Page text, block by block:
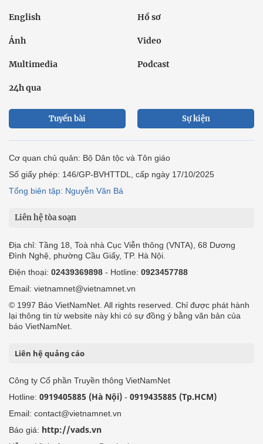
English Hồ sơ
Ảnh Video
Multimedia Podcast
24h qua
Tuyến bài Sự kiện
Cơ quan chủ quản: Bộ Dân tộc và Tôn giáo
Số giấy phép: 146/GP-BVHTTDL, cấp ngày 17/10/2025
Tổng biên tập: Nguyễn Văn Bá
Liên hệ tòa soạn
Địa chỉ: Tầng 18, Toà nhà Cục Viễn thông (VNTA), 68 Dương
Đình Nghệ, phường Cầu Giấy, TP. Hà Nội.
Điện thoại: 02439369898 - Hotline: 0923457788
Email: vietnamnet@vietnamnet.vn
© 1997 Báo VietNamNet. All rights reserved. Chỉ được phát hành
lại thông tin từ website này khi có sự đồng ý bằng văn bản của
báo VietNamNet.
Liên hệ quảng cáo
Công ty Cổ phần Truyền thông VietNamNet
Hotline: 0919405885 (Hà Nội) - 0919435885 (Tp.HCM)
Email: contact@vietnamnet.vn
Báo giá: http://vads.vn